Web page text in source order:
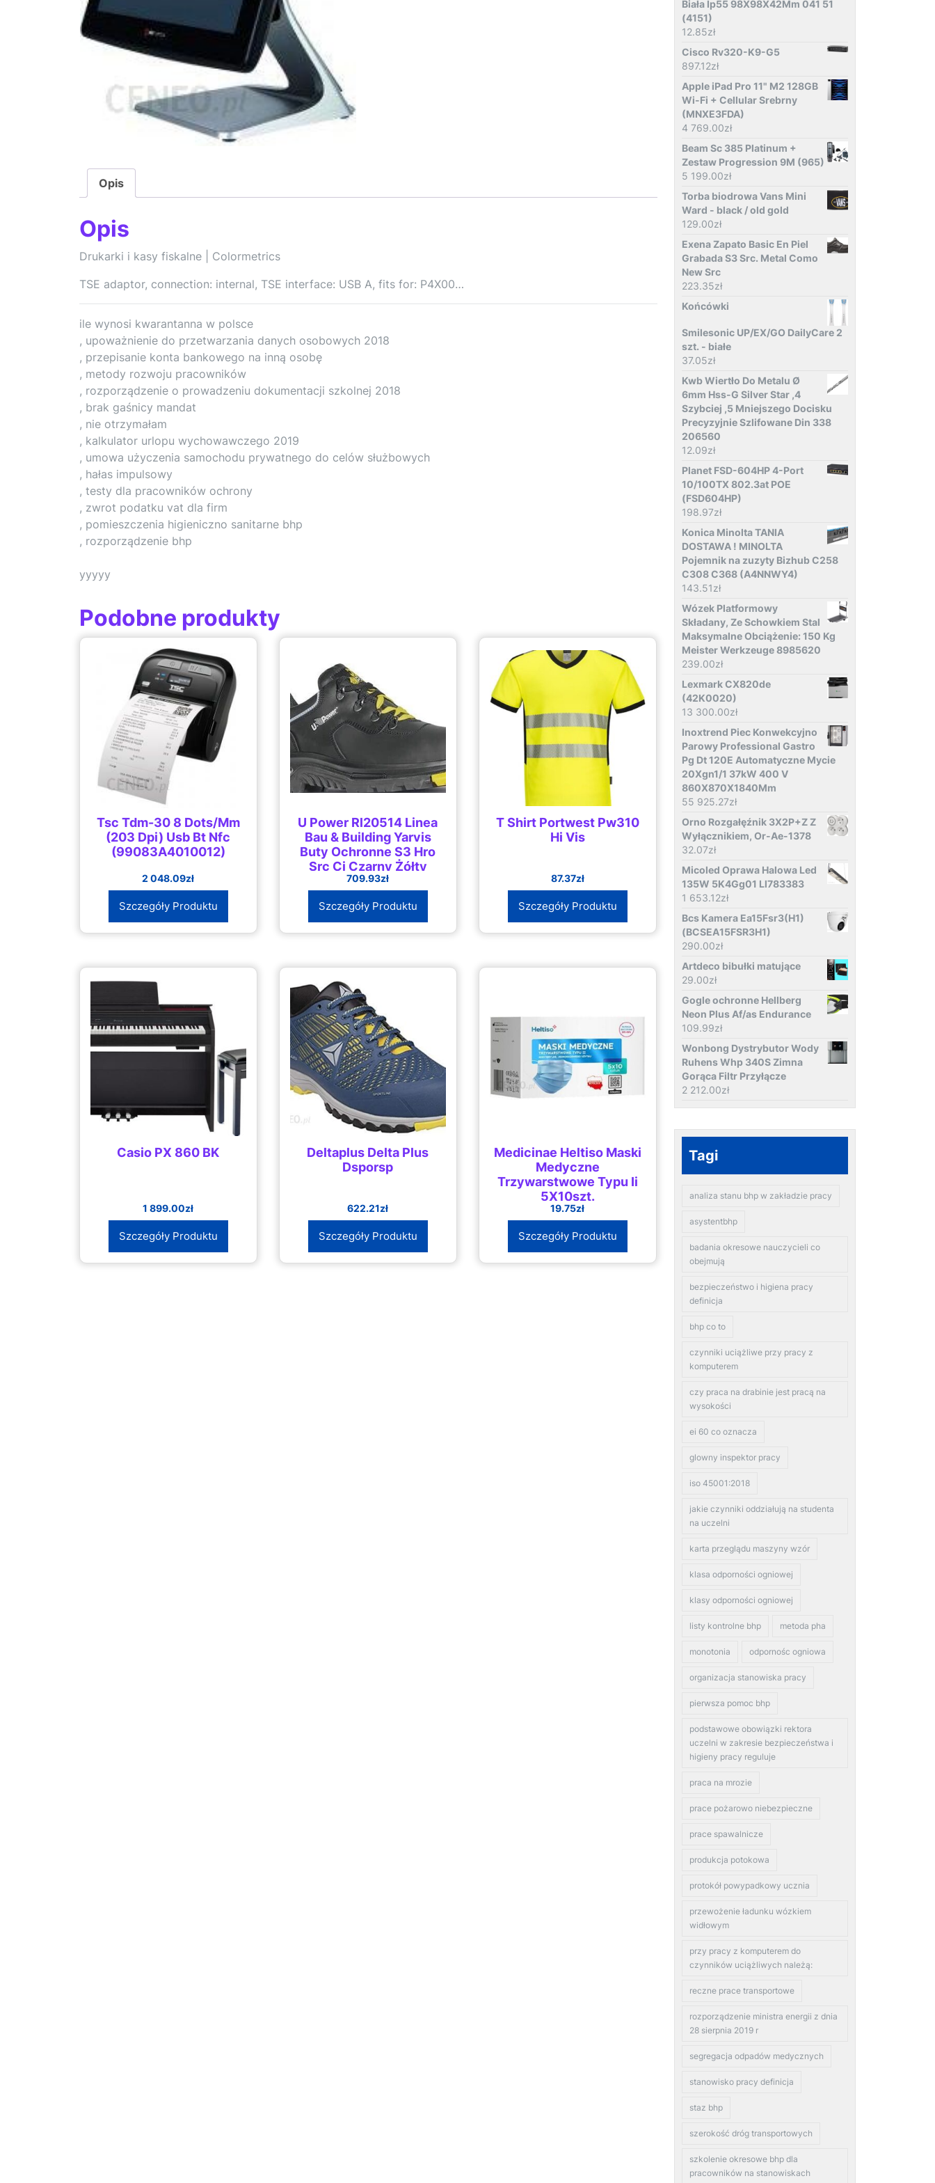
Opis
Opis
Drukarki i kasy fiskalne | Colormetrics
TSE adaptor, connection: internal, TSE interface: USB A, fits for: P4X00…
ile wynosi kwarantanna w polsce
, upoważnienie do przetwarzania danych osobowych 2018
, przepisanie konta bankowego na inną osobę
, metody rozwoju pracowników
, rozporządzenie o prowadzeniu dokumentacji szkolnej 2018
, brak gaśnicy mandat
, nie otrzymałam
, kalkulator urlopu wychowawczego 2019
, umowa użyczenia samochodu prywatnego do celów służbowych
, hałas impulsowy
, testy dla pracowników ochrony
, zwrot podatku vat dla firm
, pomieszczenia higieniczno sanitarne bhp
, rozporządzenie bhp
yyyyy
Podobne produkty
Tsc Tdm-30 8 Dots/Mm
(203 Dpi) Usb Bt Nfc
(99083A4010012)
2 048.09zł
Szczegóły Produktu
U Power Rl20514 Linea
Bau & Building Yarvis
Buty Ochronne S3 Hro
Src Ci Czarny Żółty
709.93zł
Szczegóły Produktu
T Shirt Portwest Pw310
Hi Vis
87.37zł
Szczegóły Produktu
Casio PX 860 BK
1 899.00zł
Szczegóły Produktu
Deltaplus Delta Plus
Dsporsp
622.21zł
Szczegóły Produktu
Medicinae Heltiso Maski
Medyczne
Trzywarstwowe Typu Ii
5X10szt.
19.75zł
Szczegóły Produktu
Biała Ip55 98X98X42Mm 041 51
(4151)
12.85zł
Cisco Rv320-K9-G5
897.12zł
Apple iPad Pro 11" M2 128GB
Wi-Fi + Cellular Srebrny
(MNXE3FDA)
4 769.00zł
Beam Sc 385 Platinum +
Zestaw Progression 9M (965)
5 199.00zł
Torba biodrowa Vans Mini
Ward - black / old gold
129.00zł
Exena Zapato Basic En Piel
Grabada S3 Src. Metal Como
New Src
223.35zł
Końcówki
Smilesonic UP/EX/GO DailyCare 2
szt. - białe
37.05zł
Kwb Wiertło Do Metalu Ø
6mm Hss-G Silver Star ,4
Szybciej ,5 Mniejszego Docisku
Precyzyjnie Szlifowane Din 338
206560
12.09zł
Planet FSD-604HP 4-Port
10/100TX 802.3at POE
(FSD604HP)
198.97zł
Konica Minolta TANIA
DOSTAWA ! MINOLTA
Pojemnik na zuzyty Bizhub C258
C308 C368 (A4NNWY4)
143.51zł
Wózek Platformowy
Składany, Ze Schowkiem Stal
Maksymalne Obciążenie: 150 Kg
Meister Werkzeuge 8985620
239.00zł
Lexmark CX820de
(42K0020)
13 300.00zł
Inoxtrend Piec Konwekcyjno
Parowy Professional Gastro
Pg Dt 120E Automatyczne Mycie
20Xgn1/1 37kW 400 V
860X870X1840Mm
55 925.27zł
Orno Rozgałęźnik 3X2P+Z Z
Wyłącznikiem, Or-Ae-1378
32.07zł
Micoled Oprawa Halowa Led
135W 5K4Gg01 Ll783383
1 653.12zł
Bcs Kamera Ea15Fsr3(H1)
(BCSEA15FSR3H1)
290.00zł
Artdeco bibułki matujące
29.00zł
Gogle ochronne Hellberg
Neon Plus Af/as Endurance
109.99zł
Wonbong Dystrybutor Wody
Ruhens Whp 340S Zimna
Gorąca Filtr Przyłącze
2 212.00zł
Tagi
analiza stanu bhp w zakładzie pracy
asystentbhp
badania okresowe nauczycieli co
obejmują
bezpieczeństwo i higiena pracy
definicja
bhp co to
czynniki uciążliwe przy pracy z
komputerem
czy praca na drabinie jest pracą na
wysokości
ei 60 co oznacza
glowny inspektor pracy
iso 45001:2018
jakie czynniki oddziałują na studenta
na uczelni
karta przeglądu maszyny wzór
klasa odporności ogniowej
klasy odporności ogniowej
listy kontrolne bhp metoda pha
monotonia odpornośc ogniowa
organizacja stanowiska pracy
pierwsza pomoc bhp
podstawowe obowiązki rektora
uczelni w zakresie bezpieczeństwa i
higieny pracy reguluje
praca na mrozie
prace pożarowo niebezpieczne
prace spawalnicze
produkcja potokowa
protokół powypadkowy ucznia
przewożenie ładunku wózkiem
widłowym
przy pracy z komputerem do
czynników uciążliwych należą:
reczne prace transportowe
rozporządzenie ministra energii z dnia
28 sierpnia 2019 r
segregacja odpadów medycznych
stanowisko pracy definicja
staz bhp
szerokość dróg transportowych
szkolenie okresowe bhp dla
pracowników na stanowiskach